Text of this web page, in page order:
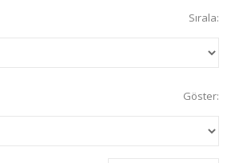
Sırala:
Göster: